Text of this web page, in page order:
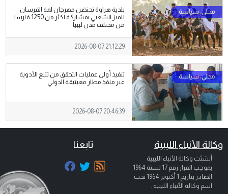
بلدية هراوة تحتضن مهرجان لمة الفرسان
للميز الشعبي بمشاركة اكثر من 1250 فارسا
من مختلف مدن ليبيا
2026-08-07 21:12:29
تنفيذ أولى عمليات التحقق من تتبع الأدوية
عبر منفذ مطار معيتيقة الدولي
2026-08-07 20:46:39
وكالة الأنباء الليبية
أنشئت وكالة الأنباء الليبية
بموجب القرار رقم 17 لسنة 1964
الصادر بتاريخ 1 أكتوبر 1964
تحت
اسم وكالة الأنباء الليبية .
تابعنا